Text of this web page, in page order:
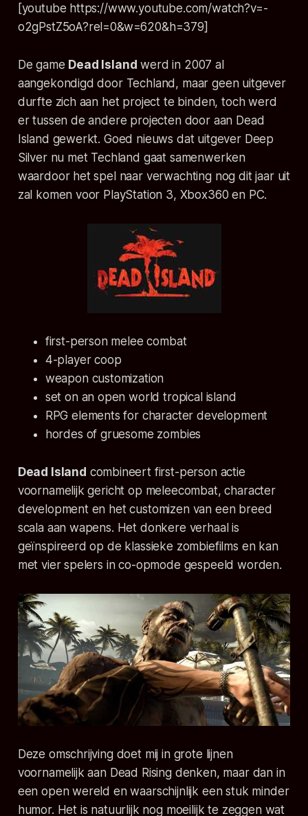
[youtube https://www.youtube.com/watch?v=-
o2gPstZ5oA?rel=0&w=620&h=379]
De game Dead Island werd in 2007 al
aangekondigd door Techland, maar geen uitgever
durfte zich aan het project te binden, toch werd
er tussen de andere projecten door aan Dead
Island gewerkt. Goed nieuws dat uitgever Deep
Silver nu met Techland gaat samenwerken
waardoor het spel naar verwachting nog dit jaar uit
zal komen voor PlayStation 3, Xbox360 en PC.
first-person melee combat
4-player coop
weapon customization
set on an open world tropical island
RPG elements for character development
hordes of gruesome zombies
Dead Island combineert first-person actie
voornamelijk gericht op meleecombat, character
development en het customizen van een breed
scala aan wapens. Het donkere verhaal is
geïnspireerd op de klassieke zombiefilms en kan
met vier spelers in co-opmode gespeeld worden.
Deze omschrijving doet mij in grote lijnen
voornamelijk aan Dead Rising denken, maar dan in
een open wereld en waarschijnlijk een stuk minder
humor. Het is natuurlijk nog moeilijk te zeggen wat